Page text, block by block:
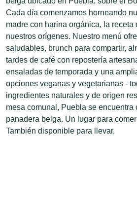
Cada día comenzamos horneando
madre con harina orgánica, la receta
nuestros orígenes. Nuestro menú
saludables, brunch para compartir,
tardes de café con repostería
ensaladas de temporada y una
opciones veganas y vegetarianas -
ingredientes naturales y de origen
mesa comunal, Puebla se encuentra
panadera belga. Un lugar para
También disponible para llevar.